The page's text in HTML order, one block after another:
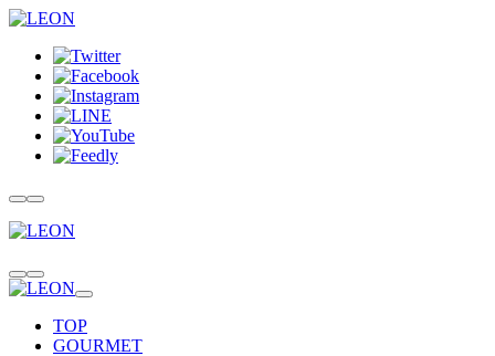
TOP
GOURMET